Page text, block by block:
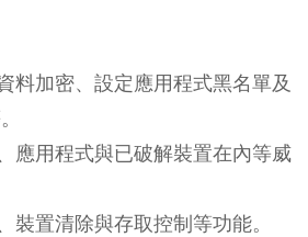
料加密、設定應用程式黑名單及
應用程式與已破解裝置在內等威
裝置清除與存取控制等功能。